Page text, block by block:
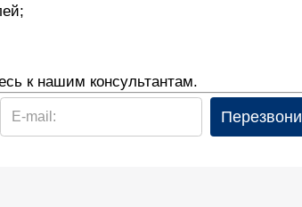
к нашим консультантам.
E-mail: